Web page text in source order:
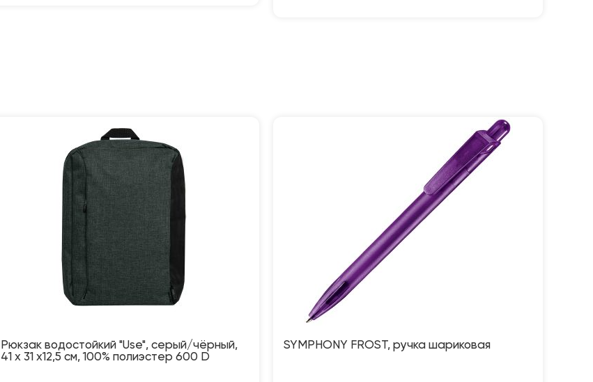
Рюкзак водостойкий "Use", серый/чёрный,
41 х 31 х12,5 см, 100% полиэстер 600 D
SYMPHONY FROST, ручка шариковая